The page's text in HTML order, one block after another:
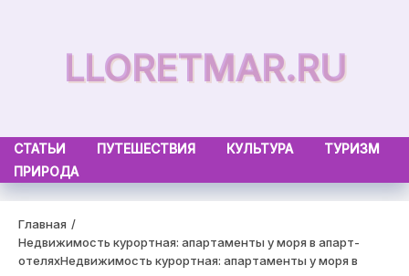
LLORETMAR.RU
СТАТЬИ ПУТЕШЕСТВИЯ КУЛЬТУРА
ТУРИЗМ
ПРИРОДА
Главная
Недвижимость курортная: апартаменты у моря в апарт-
отеляхНедвижимость курортная: апартаменты у моря в